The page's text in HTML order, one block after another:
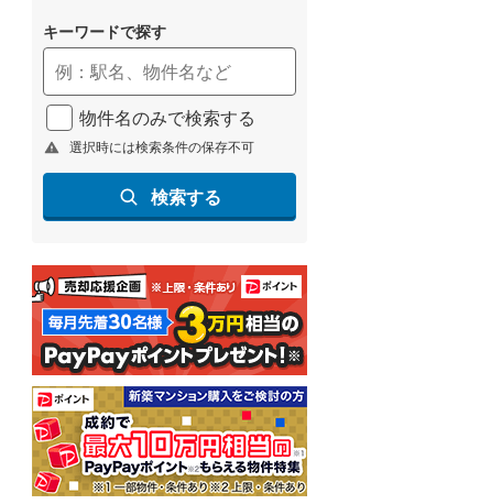
キーワードで探す
物件名のみで検索する
選択時には検索条件の保存不可
検索する